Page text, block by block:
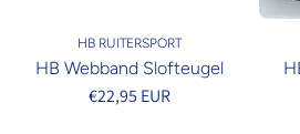
HB RUITERSPORT
HB Webband Slofteugel
€22,95 EUR